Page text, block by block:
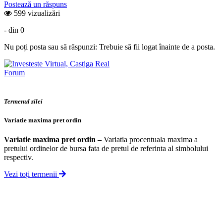
Postează un răspuns
599 vizualizări
- din 0
Nu poți posta sau să răspunzi: Trebuie să fii logat înainte de a posta.
Forum
Termenul zilei
Variatie maxima pret ordin
Variatie maxima pret ordin –Variatia procentuala maxima a
pretului ordinelor de bursa fata de pretul de referinta al simbolului
respectiv.
Vezi toți termenii